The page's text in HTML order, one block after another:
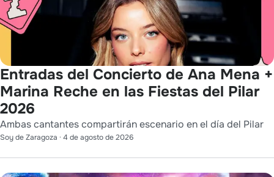
Entradas del Concierto de Ana Mena +
Marina Reche en las Fiestas del Pilar
2026
Ambas cantantes compartirán escenario en el día del Pilar
Soy de Zaragoza · 4 de agosto de 2026